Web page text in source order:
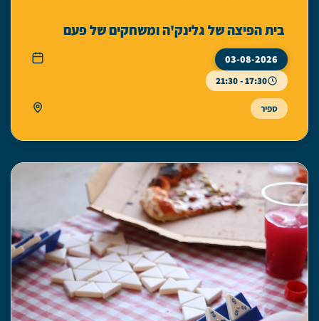
בית הפיצה של גלינק'ה ומשחקים של פעם
03-08-2026
17:30 - 21:30
ספיר